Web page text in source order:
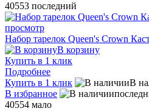
40553 последний
просмотр
Набор тарелок Queen's Crown
В корзину
Купить в 1 клик
Подробнее
Купить в 1 клик
В
В избранное
40554 мало